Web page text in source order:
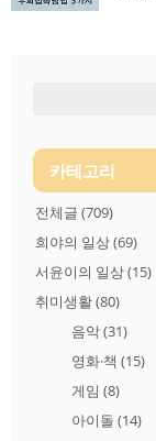
가 수
하고
의해
카테고리
전체글 (709)
희야의 일상(69)
서윤이의 일상(15)
취미생활(80)
음악(31)
영화·책 (15)
게임 (8)
아이돌 (14)